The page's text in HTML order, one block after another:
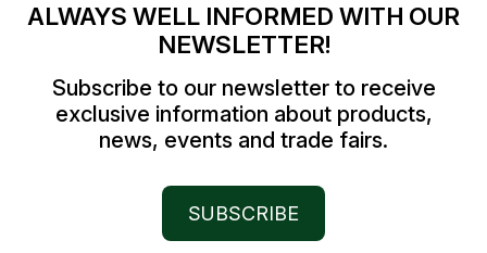
ALWAYS WELL INFORMED WITH OUR
NEWSLETTER!
Subscribe to our newsletter to receive
exclusive information about products,
news, events and trade fairs.
SUBSCRIBE